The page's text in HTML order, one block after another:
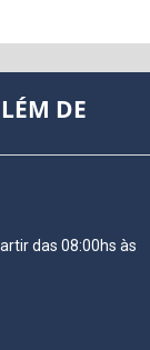
DE
das 08:00hs às